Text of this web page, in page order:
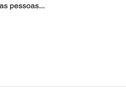
pessoas...